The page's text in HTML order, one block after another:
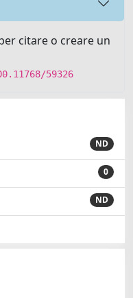
citare o creare un
59326
ND
0
ND